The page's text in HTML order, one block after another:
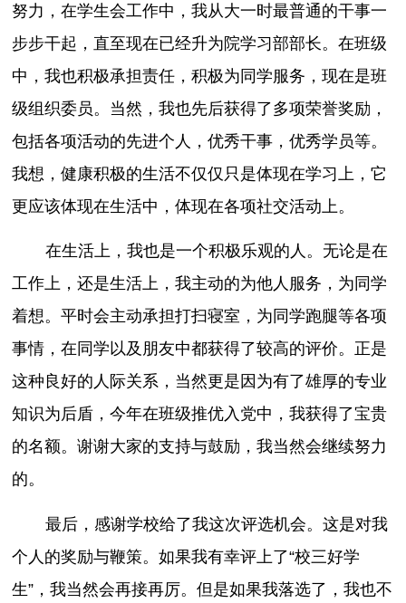
努力，在学生会工作中，我从大一时最普通的干事一
步步干起，直至现在已经升为院学习部部长。在班级
中，我也积极承担责任，积极为同学服务，现在是班
级组织委员。当然，我也先后获得了多项荣誉奖励，
包括各项活动的先进个人，优秀干事，优秀学员等。
我想，健康积极的生活不仅仅只是体现在学习上，它
更应该体现在生活中，体现在各项社交活动上。
在生活上，我也是一个积极乐观的人。无论是在
工作上，还是生活上，我主动的为他人服务，为同学
着想。平时会主动承担打扫寝室，为同学跑腿等各项
事情，在同学以及朋友中都获得了较高的评价。正是
这种良好的人际关系，当然更是因为有了雄厚的专业
知识为后盾，今年在班级推优入党中，我获得了宝贵
的名额。谢谢大家的支持与鼓励，我当然会继续努力
的。
最后，感谢学校给了我这次评选机会。这是对我
个人的奖励与鞭策。如果我有幸评上了“校三好学
生”，我当然会再接再厉。但是如果我落选了，我也不